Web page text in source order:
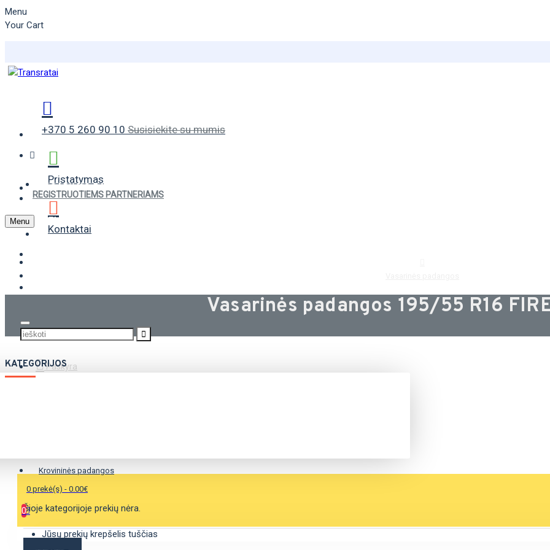
Menu
Your Cart
+370 5 260 90 10 Susisiekite su mumis
Pristatymas
Kontaktai
VASARINĖS PADANGOS
ŽIEMINĖS PADANGOS
Paskyra
0 prekė(s) - 0.00€
0
Jūsų prekių krepšelis tuščias
REGISTRUOTIEMS PARTNERIAMS
Menu
Vasarinės padangos 195/55 R16
KATEGORIJOS
Krovininės padangos
Šioje kategorijoje prekių nėra.